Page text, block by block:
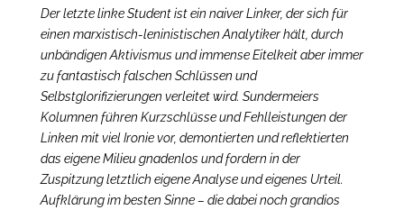
Der letzte linke Student ist ein naiver Linker, der sich für
einen marxistisch-leninistischen Analytiker hält, durch
unbändigen Aktivismus und immense Eitelkeit aber immer
zu fantastisch falschen Schlüssen und
Selbstglorifizierungen verleitet wird. Sundermeiers
Kolumnen führen Kurzschlüsse und Fehlleistungen der
Linken mit viel Ironie vor, demontierten und reflektierten
das eigene Milieu gnadenlos und fordern in der
Zuspitzung letztlich eigene Analyse und eigenes Urteil.
Aufklärung im besten Sinne – die dabei noch grandios